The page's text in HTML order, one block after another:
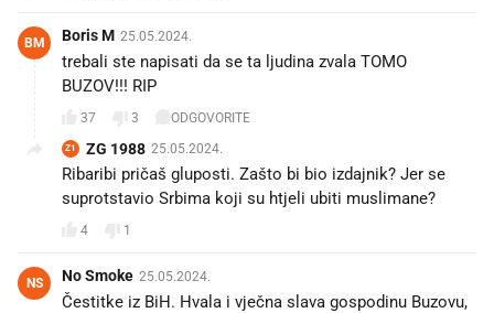
BM Boris M 25.05.2024.
trebali ste napisati da se ta ljudina zvala TOMO
BUZOV!!! RIP
37 3 ODGOVORITE
Z1 ZG 1988 25.05.2024.
Ribaribi pričaš gluposti. Zašto bi bio izdajnik? Jer se
suprotstavio Srbima koji su htjeli ubiti muslimane?
4 1
NS No Smoke 25.05.2024.
Čestitke iz BiH. Hvala i vječna slava gospodinu Buzovu,